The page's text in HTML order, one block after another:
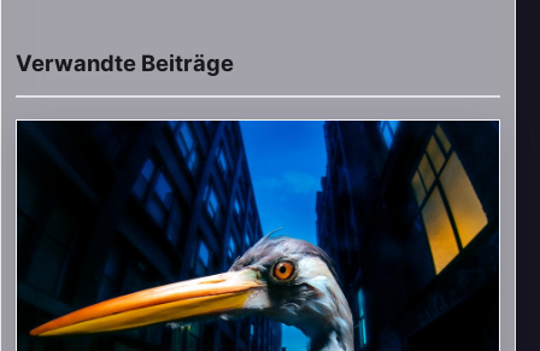
Video im Beitrag abspielen
Verwandte Beiträge